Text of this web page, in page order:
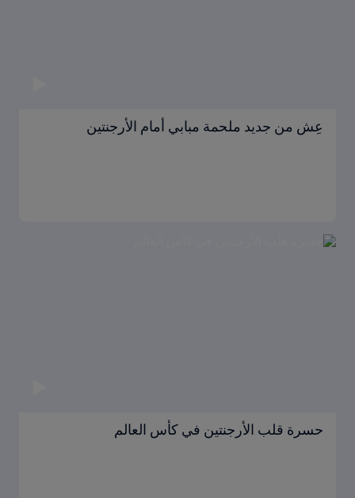
عِش من جديد ملحمة مبابي أمام الأرجنتين
حسرة قلب الأرجنتين في كأس العالم